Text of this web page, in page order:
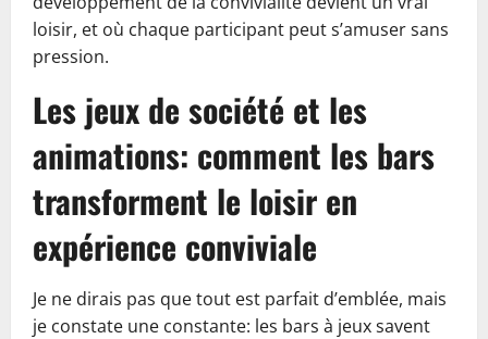
loisir, et où chaque participant peut s’amuser sans
pression.
Les jeux de société et les
animations: comment les bars
transforment le loisir en
expérience conviviale
Je ne dirais pas que tout est parfait d’emblée, mais
je constate une constante: les bars à jeux savent